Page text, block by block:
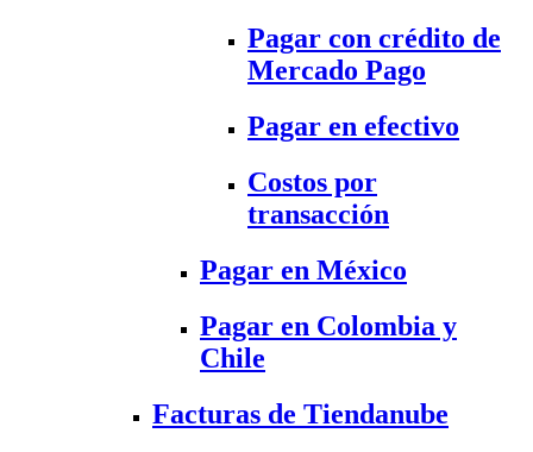
Pagar con crédito de
Mercado Pago
Pagar en efectivo
Costos por
transacción
Pagar en México
Pagar en Colombia y
Chile
Facturas de Tiendanube